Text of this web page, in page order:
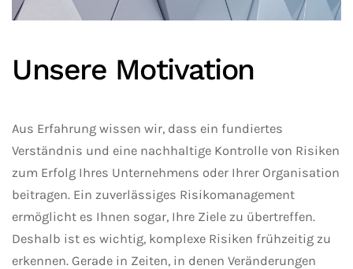
Unsere Motivation
Aus Erfahrung wissen wir, dass ein fundiertes
Verständnis und eine nachhaltige Kontrolle von Risiken
zum Erfolg Ihres Unternehmens oder Ihrer Organisation
beitragen. Ein zuverlässiges Risikomanagement
ermöglicht es Ihnen sogar, Ihre Ziele zu übertreffen.
Deshalb ist es wichtig, komplexe Risiken frühzeitig zu
erkennen. Gerade in Zeiten, in denen Veränderungen